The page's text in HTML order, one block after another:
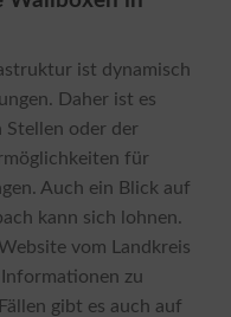
ist dynamisch
Daher ist es
Stellen oder der
für
Auch ein Blick auf
kann sich lohnen.
vom Landkreis
zu
gibt es auch auf